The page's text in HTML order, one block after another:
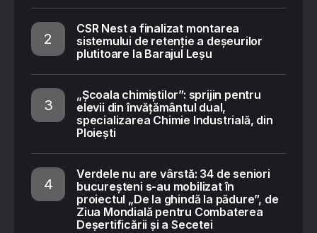
CSR Nest a finalizat montarea
sistemului de retenție a deșeurilor
plutitoare la Barajul Leșu
„Școala chimiștilor”: sprijin pentru
elevii din învățământul dual,
specializarea Chimie Industrială, din
Ploiești
Verdele nu are vârstă: 34 de seniori
bucureșteni s-au mobilizat în
proiectul „De la ghindă la pădure”, de
Ziua Mondială pentru Combaterea
Deșertificării și a Secetei